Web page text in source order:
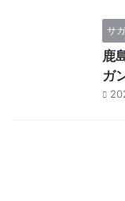
サ
鹿
ガ